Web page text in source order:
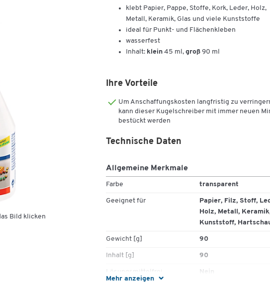
Bild klicken
klebt Papier, Pappe, Stoffe, Kork, Leder, Holz,
Metall, Keramik, Glas und viele Kunststoffe
ideal für Punkt- und Flächenkleben
wasserfest
Inhalt: klein 45 ml, groß 90 ml
Ihre Vorteile
Um Anschaffungskosten langfristig zu
kann dieser Kugelschreiber mit immer neuen
bestückt werden
Mehr anzeigen
Technische Daten
Allgemeine Merkmale
Farbe transparent
Geeignet für
Papier, Filz, Stoff,
Holz, Metall,
Kunststoff,
Gewicht [g] 90
Inhalt [g] 90
Lösungsmittelfrei Nein